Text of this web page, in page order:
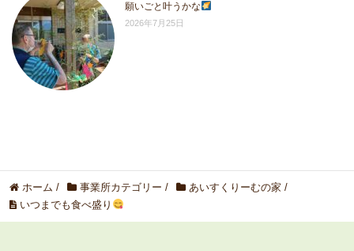
願いごと叶うかな
2026年7月25日
ホーム / 事業所カテゴリー / あいすくりーむの家 /
いつまでも食べ盛り